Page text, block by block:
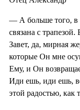
— А больше того, в
связана с
Завет, да, мирная
которые Он мне
Ему, и Он
Иди ешь, иди ешь,
этой радостью,